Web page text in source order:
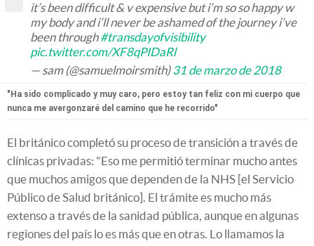
it’s been difficult & v expensive but i’m so so happy w
my body and i’ll never be ashamed of the journey i’ve
been through#transdayofvisibility
pic.twitter.com/XF8qPIDaRl
— sam (@samuelmoirsmith)31 de marzo de 2018
"Ha sido complicado y muy caro, pero estoy tan feliz con mi cuerpo que
nunca me avergonzaré del camino que he recorrido"
El británico completó su proceso de transición a través de
clínicas privadas: "Eso me permitió terminar mucho antes
que muchos amigos que dependen de la NHS [el Servicio
Público de Salud británico]. El trámite es mucho más
extenso a través de la sanidad pública, aunque en algunas
regiones del país lo es más que en otras. Lo llamamos la